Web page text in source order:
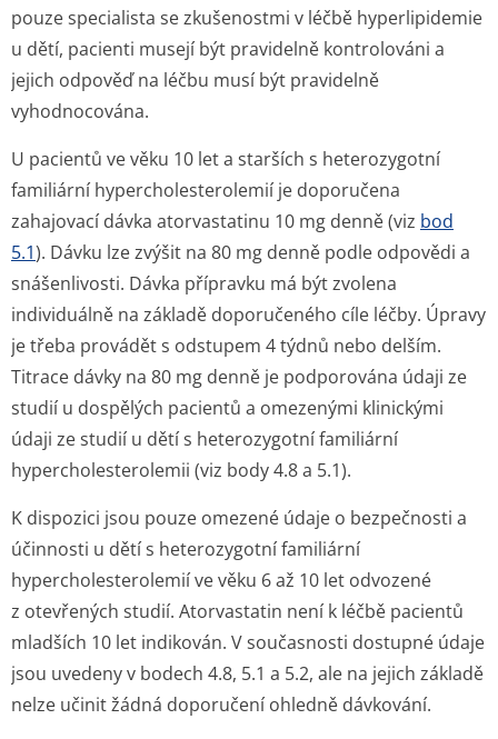
pouze specialista se zkušenostmi v léčbě hyperlipidemie
u dětí, pacienti musejí být pravidelně kontrolováni a
jejich odpověď na léčbu musí být pravidelně
vyhodnocována.
U pacientů ve věku 10 let a starších s heterozygotní
familiární hypercholeste­rolemií je doporučena
zahajovací dávka atorvastatinu 10 mg denně (viz bod
5.1). Dávku lze zvýšit na 80 mg denně podle odpovědi a
snášenlivosti. Dávka přípravku má být zvolena
individuálně na základě doporučeného cíle léčby. Úpravy
je třeba provádět s odstupem 4 týdnů nebo delším.
Titrace dávky na 80 mg denně je podporována údaji ze
studií u dospělých pacientů a omezenými klinickými
údaji ze studií u dětí s heterozygotní familiární
hypercholeste­rolemii (viz body 4.8 a 5.1).
K dispozici jsou pouze omezené údaje o bezpečnosti a
účinnosti u dětí s heterozygotní familiární
hypercholeste­rolemií ve věku 6 až 10 let odvozené
z otevřených studií. Atorvastatin není k léčbě pacientů
mladších 10 let indikován. V současnosti dostupné údaje
jsou uvedeny v bodech 4.8, 5.1 a 5.2, ale na jejich základě
nelze učinit žádná doporučení ohledně dávkování.